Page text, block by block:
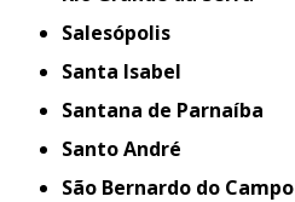
Salesópolis
Santa Isabel
Santana de Parnaíba
Santo André
São Bernardo do Campo